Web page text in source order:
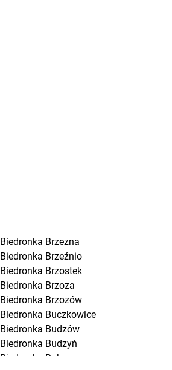
Biedronka Brzezna
Biedronka Brzeźnio
Biedronka Brzostek
Biedronka Brzoza
Biedronka Brzozów
Biedronka Buczkowice
Biedronka Budzów
Biedronka Budzyń
Biedronka
Buk